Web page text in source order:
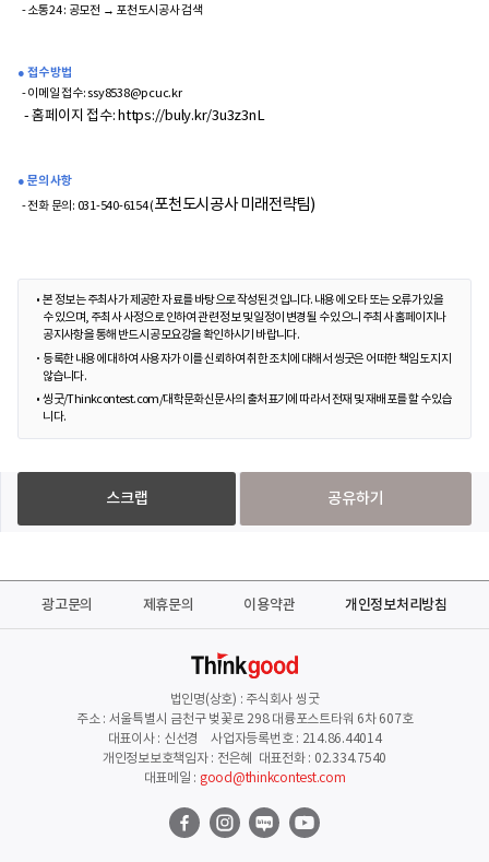
- 소통24 : 공모전 → 포천도시공사 검색
● 접수 방법
- 이메일 접수:ssy8538@pcuc.kr
- 홈페이지 접수: https://buly.kr/3u3z3nL
● 문의 사항
- 전화 문의: 031-540-6154 (포천도시공사 미래전략팀)
본 정보는 주최사가 제공한 자료를 바탕으로 작성된 것입니다. 내용에 오타 또는 오류가 있을
수 있으며, 주최사 사정으로 인하여 관련 정보 및 일정이 변경될 수 있으니 주최사 홈페이지나
공지사항을 통해 반드시 공모요강을 확인하시기 바랍니다.
등록한 내용에 대하여 사용자가 이를 신뢰하여 취한 조치에 대해서 씽굿은 어떠한 책임도 지지
않습니다.
씽굿/Thinkcontest.com/대학문화신문사의 출처표기에 따라서 전재 및 재배포를 할 수 있습
니다.
스크랩 공유하기
광고문의 제휴문의 이용약관 개인정보처리방침
법인명(상호) : 주식회사 씽굿
주소 : 서울특별시 금천구 벚꽃로 298 대륭포스트타워 6차 607호
대표이사 : 신선경 사업자등록번호 : 214.86.44014
개인정보보호책임자 : 전은혜 대표전화 : 02.334.7540
대표메일 : good@thinkcontest.com